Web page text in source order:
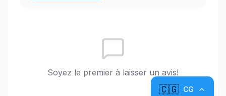
Soyez le premier à laisser un avis!
🇨🇬 CG